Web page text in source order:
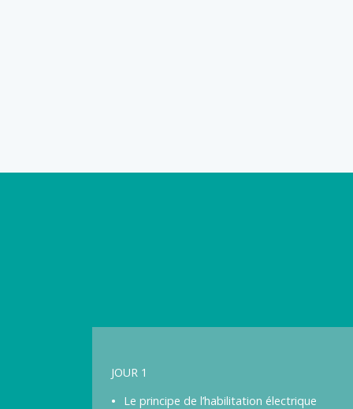
JOUR 1
Le principe de l’habilitation électrique